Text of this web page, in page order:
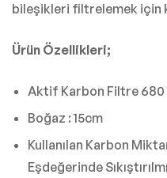
bileşikleri filtrelemek için
Ürün Özellikleri;
Aktif Karbon Filtre 680
Boğaz : 15cm
Kullanılan Karbon
Eşdeğerinde